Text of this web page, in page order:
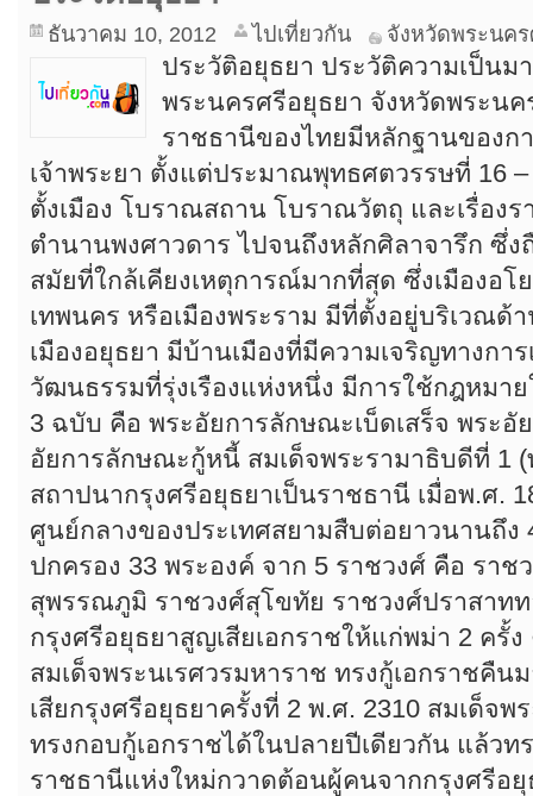
ธันวาคม 10, 2012 ไปเที่ยวกัน จังหวัดพระนค
ประวัติอยุธยา ประวัติความเป็นม
พระนครศรีอยุธยา จังหวัดพระน
ราชธานีของไทยมีหลักฐานของก
เจ้าพระยา ตั้งแต่ประมาณพุทธศตวรรษที่ 16
ตั้งเมือง โบราณสถาน โบราณวัตถุ และเรื่อง
ตำนานพงศาวดาร ไปจนถึงหลักศิลาจารึก ซึ่ง
สมัยที่ใกล้เคียงเหตุการณ์มากที่สุด ซึ่งเมืองอโ
เทพนคร หรือเมืองพระราม มีที่ตั้งอยู่บริเวณด้
เมืองอยุธยา มีบ้านเมืองที่มีความเจริญทางกา
วัฒนธรรมที่รุ่งเรืองแห่งหนึ่ง มีการใช้กฎหมา
3 ฉบับ คือ พระอัยการลักษณะเบ็ดเสร็จ พระ
อัยการลักษณะกู้หนี้ สมเด็จพระรามาธิบดีที่ 1 (
สถาปนากรุงศรีอยุธยาเป็นราชธานี เมื่อพ.ศ.
ศูนย์กลางของประเทศสยามสืบต่อยาวนานถึง
ปกครอง 33 พระองค์ จาก 5 ราชวงศ์ คือ ราช
สุพรรณภูมิ ราชวงศ์สุโขทัย ราชวงศ์ปราสาท
กรุงศรีอยุธยาสูญเสียเอกราชให้แก่พม่า 2 ครั้
สมเด็จพระนเรศวรมหาราช ทรงกู้เอกราชคืน
เสียกรุงศรีอยุธยาครั้งที่ 2 พ.ศ. 2310 สมเด็จพ
ทรงกอบกู้เอกราชได้ในปลายปีเดียวกัน แล้วท
ราชธานีแห่งใหม่กวาดต้อนผู้คนจากกรุงศรีอยุ